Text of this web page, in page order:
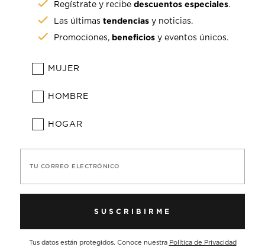
Regístrate y recibedescuentos especiales.
Las últimastendencias y noticias.
Promociones, beneficios y eventos únicos.
MUJER
HOMBRE
HOGAR
TU CORREO ELECTRÓNICO
SUSCRIBIRME
Tus datos están protegidos. Conoce nuestra Política de Privacidad